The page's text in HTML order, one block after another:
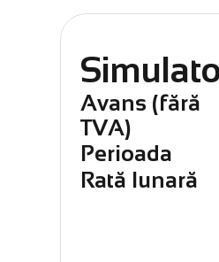
📍 Disponibilă imediat
Avans (fără
TVA)
Perioada
Rată lunară